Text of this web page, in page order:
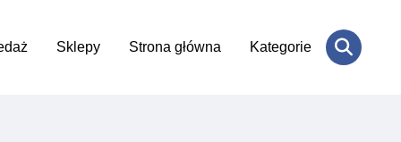
Sklepy Strona główna Kategorie